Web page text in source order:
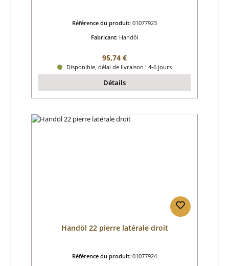
Référence du produit: 01077923
Fabricant: Handöl
Prix régulier :
95,74 €
Disponible, délai de livraison : 4-6 jours
Détails
Handöl 22 pierre latérale droit
Référence du produit: 01077924